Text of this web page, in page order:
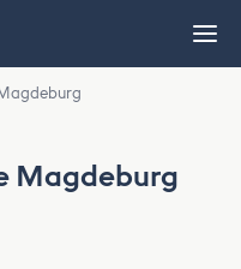
Magdeburg